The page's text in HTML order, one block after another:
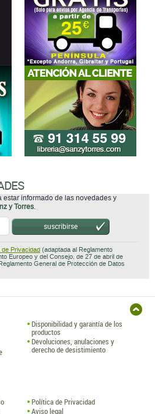
estar informado de las novedades y
y Torres.
suscribirse
de Privacidad (adaptada al Reglamento
Europeo y del Consejo, de 27 de abril de
General de Protección de Datos
Disponibilidad y garantía de los
productos
Devoluciones, anulaciones y
derecho de desistimiento
Política de Privacidad
Aviso legal